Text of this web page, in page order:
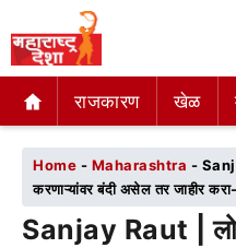
राजकारण खेळ
राजकारण खेळ
Home - Maharashtra -
करणाऱ्यांवर बंदी असेल तर जाहीर
Sanjay Raut |